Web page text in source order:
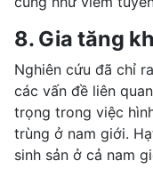
8. Gia tăng
Nghiên cứu đã chỉ
các vấn đề liên
trọng trong việc
trùng ở nam giới.
sinh sản ở cả nam